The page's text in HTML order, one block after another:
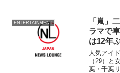
ENTERTAINMENT
「嵐」
ラマで
は12年
人気アイ
（29）と
葉・千葉